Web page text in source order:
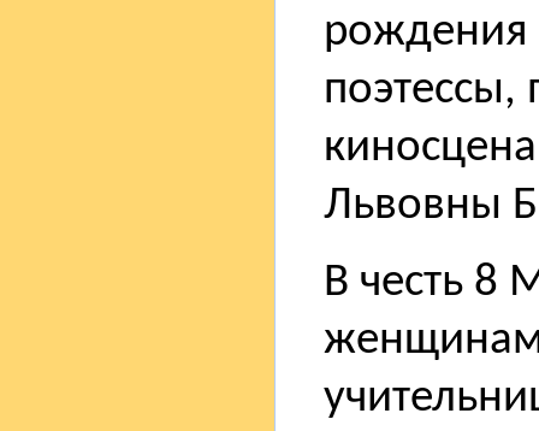
рождения
поэтессы,
Львовны
В честь 8